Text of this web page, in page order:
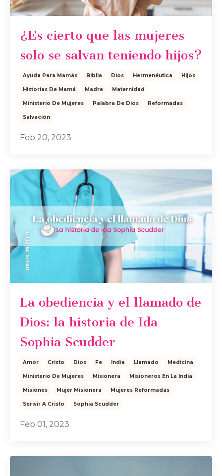
¿Es cierto que las mujeres
solo se salvan teniendo hijos?
Ayuda Para Mamás Biblia Dios Hermenéutica Hijos
Historias De Mamá Madre Maternidad
Ministerio De Mujeres Palabra De Dios Reformadas
Salvación
Feb 20, 2023
La obediencia y el llamado de
Dios: la historia de Ida
Sophia Scudder
Amor Cristo Dios Fe India Llamado Medicina
Ministerio De Mujeres Misionera Misioneros En La India
Misiones Mujer Misionera Mujeres Reformadas
Serivir A Cristo Sophia Scudder
Feb 01, 2023